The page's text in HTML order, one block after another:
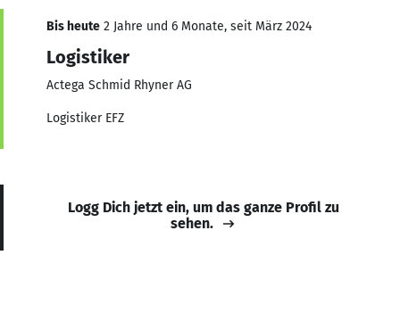
Bis heute 2 Jahre und 6 Monate, seit März 2024
Logistiker
Actega Schmid Rhyner AG
Logistiker EFZ
Logg Dich jetzt ein, um das ganze Profil zu
sehen.